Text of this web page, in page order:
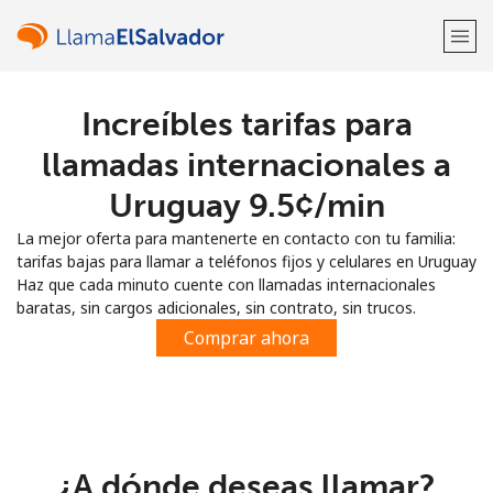
¡Bienvenido!
Regístrate con
Increíbles tarifas para
llamadas internacionales a
Uruguay ⁦9.5¢⁩/min
La mejor oferta para mantenerte en contacto con tu familia:
tarifas bajas para llamar a teléfonos fijos y celulares en Uruguay
Haz que cada minuto cuente con llamadas internacionales
baratas, sin cargos adicionales, sin contrato, sin trucos.
Comprar ahora